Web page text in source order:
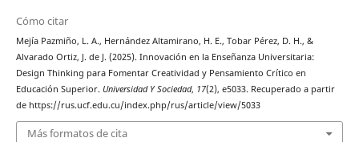
Cómo citar
Mejía Pazmiño, L. A., Hernández Altamirano, H. E., Tobar Pérez, D. H., &
Alvarado Ortiz, J. de J. (2025). Innovación en la Enseñanza Universitaria:
Design Thinking para Fomentar Creatividad y Pensamiento Crítico en
Educación Superior. Universidad Y Sociedad, 17(2), e5033. Recuperado a partir
de https://rus.ucf.edu.cu/index.php/rus/article/view/5033
Más formatos de cita